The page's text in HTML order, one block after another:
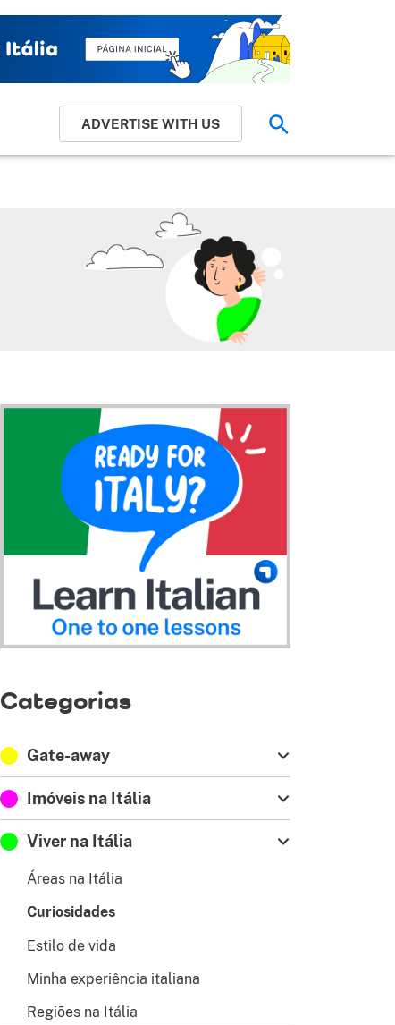
ADVERTISE WITH US
Categorias
Gate-away
Imóveis na Itália
Viver na Itália
Áreas na Itália
Curiosidades
Estilo de vida
Minha experiência italiana
Regiões na Itália